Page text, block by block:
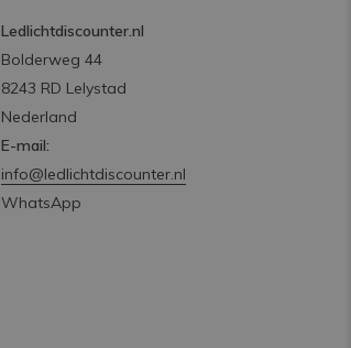
Ledlichtdiscounter.nl
Bolderweg 44
8243 RD Lelystad
Nederland
E-mail:
info@ledlichtdiscounter.nl
WhatsApp